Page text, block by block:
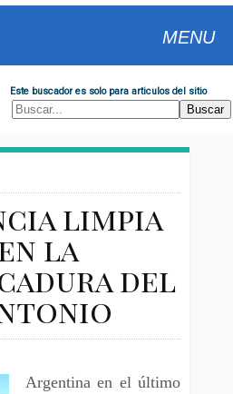
MENU
Este buscador es solo para articulos del sitio
limpia
la
del
Argentina en el último